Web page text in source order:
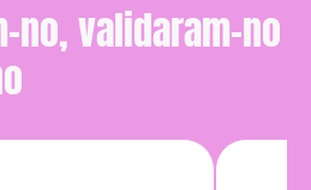
no, validaram-no